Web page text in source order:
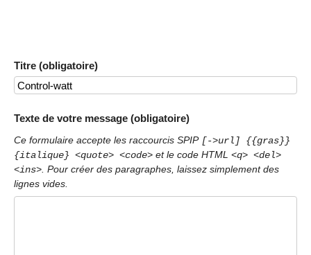
Titre (obligatoire)
Texte de votre message (obligatoire)
Ce formulaire accepte les raccourcis SPIP [->url] {{gras}}
{italique} <quote> <code> et le code HTML <q> <del>
<ins> . Pour créer des paragraphes, laissez simplement des
lignes vides.